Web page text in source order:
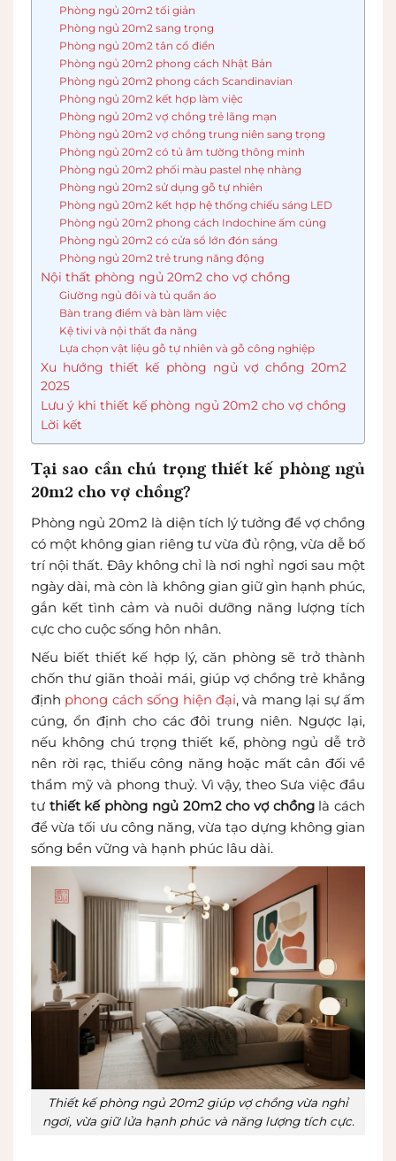
Phòng ngủ 20m2 tối giản
Phòng ngủ 20m2 sang trọng
Phòng ngủ 20m2 tân cổ điển
Phòng ngủ 20m2 phong cách Nhật Bản
Phòng ngủ 20m2 phong cách Scandinavian
Phòng ngủ 20m2 kết hợp làm việc
Phòng ngủ 20m2 vợ chồng trẻ lãng mạn
Phòng ngủ 20m2 vợ chồng trung niên sang trọng
Phòng ngủ 20m2 có tủ âm tường thông minh
Phòng ngủ 20m2 phối màu pastel nhẹ nhàng
Phòng ngủ 20m2 sử dụng gỗ tự nhiên
Phòng ngủ 20m2 kết hợp hệ thống chiếu sáng LED
Phòng ngủ 20m2 phong cách Indochine ấm cúng
Phòng ngủ 20m2 có cửa sổ lớn đón sáng
Phòng ngủ 20m2 trẻ trung năng động
Nội thất phòng ngủ 20m2 cho vợ chồng
Giường ngủ đôi và tủ quần áo
Bàn trang điểm và bàn làm việc
Kệ tivi và nội thất đa năng
Lựa chọn vật liệu gỗ tự nhiên và gỗ công nghiệp
Xu hướng thiết kế phòng ngủ vợ chồng 20m2
2025
Lưu ý khi thiết kế phòng ngủ 20m2 cho vợ chồng
Lời kết
Tại sao cần chú trọng thiết kế phòng ngủ
20m2 cho vợ chồng?
Phòng ngủ 20m2 là diện tích lý tưởng để vợ chồng
có một không gian riêng tư vừa đủ rộng, vừa dễ bố
trí nội thất. Đây không chỉ là nơi nghỉ ngơi sau một
ngày dài, mà còn là không gian giữ gìn hạnh phúc,
gắn kết tình cảm và nuôi dưỡng năng lượng tích
cực cho cuộc sống hôn nhân.
Nếu biết thiết kế hợp lý, căn phòng sẽ trở thành
chốn thư giãn thoải mái, giúp vợ chồng trẻ khẳng
định phong cách sống hiện đại, và mang lại sự ấm
cúng, ổn định cho các đôi trung niên. Ngược lại,
nếu không chú trọng thiết kế, phòng ngủ dễ trở
nên rời rạc, thiếu công năng hoặc mất cân đối về
thẩm mỹ và phong thuỷ. Vì vậy, theo Sưa việc đầu
tư thiết kế phòng ngủ 20m2 cho vợ chồnglà cách
để vừa tối ưu công năng, vừa tạo dựng không gian
sống bền vững và hạnh phúc lâu dài.
Thiết kế phòng ngủ 20m2 giúp vợ chồng vừa nghỉ
ngơi, vừa giữ lửa hạnh phúc và năng lượng tích cực.